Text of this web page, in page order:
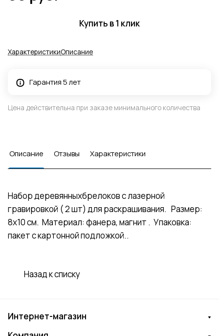
Купить в 1 клик
ХарактеристикиОписание
Гарантия 5 лет
Цена действительна при заказе минимального количества
Описание Отзывы Характеристики
Набор деревянныхбрелоков с лазерной
гравировкой ( 2 шт) для раскрашивания. Размер:
8х10 см. Материал: фанера, магнит . Упаковка:
пакет с картонной подложкой..
Назад к списку
Интернет-магазин